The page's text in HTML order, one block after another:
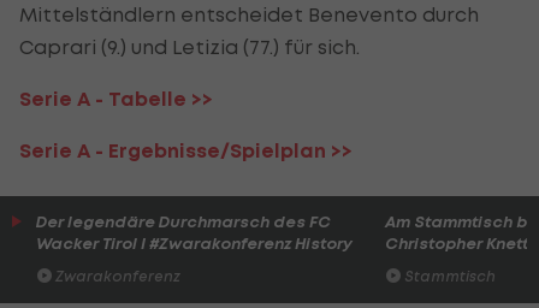
Mittelständlern entscheidet Benevento durch
Caprari (9.) und Letizia (77.) für sich.
Serie A - Tabelle >>
Serie A - Ergebnisse/Spielplan >>
Der legendäre Durchmarsch des FC
Wacker Tirol I #Zwarakonferenz History
Zwarakonferenz
Am Stammtisch
Christopher Knett
Stammtisch